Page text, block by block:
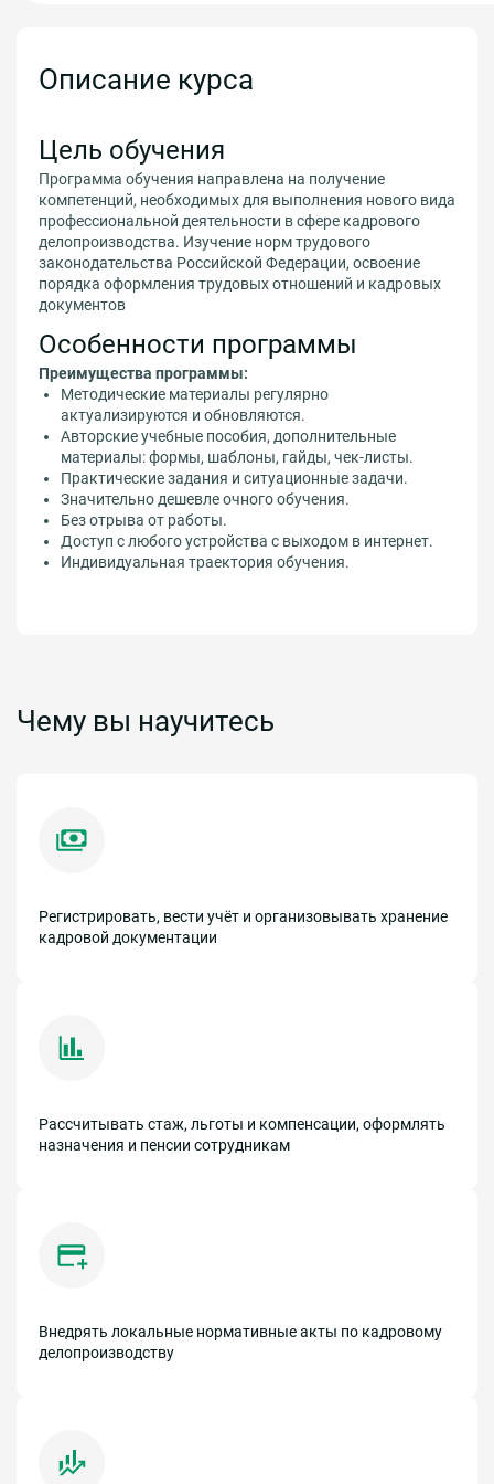
Описание курса
Цель обучения
Программа обучения направлена на получение
компетенций, необходимых для выполнения нового вида
профессиональной деятельности в сфере кадрового
делопроизводства. Изучение норм трудового
законодательства Российской Федерации, освоение
порядка оформления трудовых отношений и кадровых
документов
Особенности программы
Преимущества программы:
Методические материалы регулярно
актуализируются и обновляются.
Авторские учебные пособия, дополнительные
материалы: формы, шаблоны, гайды, чек-листы.
Практические задания и ситуационные задачи.
Значительно дешевле очного обучения.
Без отрыва от работы.
Доступ с любого устройства с выходом в интернет.
Индивидуальная траектория обучения.
Чему вы научитесь
Регистрировать, вести учёт и организовывать хранение
кадровой документации
Рассчитывать стаж, льготы и компенсации, оформлять
назначения и пенсии сотрудникам
Внедрять локальные нормативные акты по кадровому
делопроизводству